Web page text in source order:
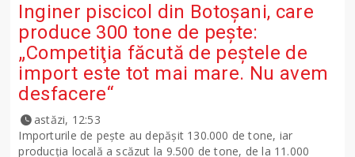
Inginer piscicol din Botoşani, care
produce 300 tone de peşte:
„Competiţia făcută de peştele de
import este tot mai mare. Nu avem
desfacere“
astăzi, 12:53
Importurile de peşte au depăşit 130.000 de tone, iar
producţia locală a scăzut la 9.500 de tone, de la 11.000